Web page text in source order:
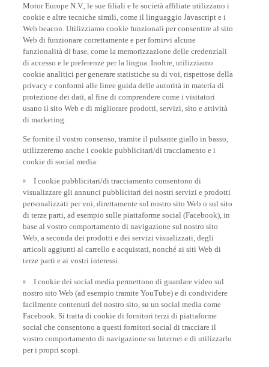
Motor Europe N.V., le sue filiali e le società affiliate utilizzano i
cookie e altre tecniche simili, come il linguaggio Javascript e i
Web beacon. Utilizziamo cookie funzionali per consentire al sito
Web di funzionare correttamente e per fornirvi alcune
funzionalità di base, come la memorizzazione delle credenziali
di accesso e le preferenze per la lingua. Inoltre, utilizziamo
cookie analitici per generare statistiche su di voi, rispettose della
privacy e conformi alle linee guida delle autorità in materia di
protezione dei dati, al fine di comprendere come i visitatori
usano il sito Web e di migliorare prodotti, servizi, sito e attività
di marketing.
Se fornite il vostro consenso, tramite il pulsante giallo in basso,
utilizzeremo anche i cookie pubblicitari/di tracciamento e i
cookie di social media:
I cookie pubblicitari/di tracciamento consentono di
visualizzare gli annunci pubblicitari dei nostri servizi e prodotti
personalizzati per voi, direttamente sul nostro sito Web o sul sito
di terze parti, ad esempio sulle piattaforme social (Facebook), in
base al vostro comportamento di navigazione sul nostro sito
Web, a seconda dei prodotti e dei servizi visualizzati, degli
articoli aggiunti al carrello e acquistati, nonché ai siti Web di
terze parti e ai vostri interessi.
I cookie dei social media permettono di guardare video sul
nostro sito Web (ad esempio tramite YouTube) e di condividere
facilmente contenuti del nostro sito, su un social media come
Facebook. Si tratta di cookie di fornitori terzi di piattaforme
social che consentono a questi fornitori social di tracciare il
vostro comportamento di navigazione su Internet e di utilizzarlo
per i propri scopi.